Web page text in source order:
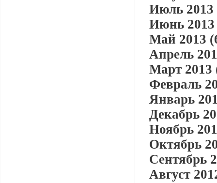
Июль 2013
Июнь 2013
Май 2013
Апрель
Март 2013
Февраль
Январь
Декабрь
Ноябрь
Октябрь
Сентябрь
Август